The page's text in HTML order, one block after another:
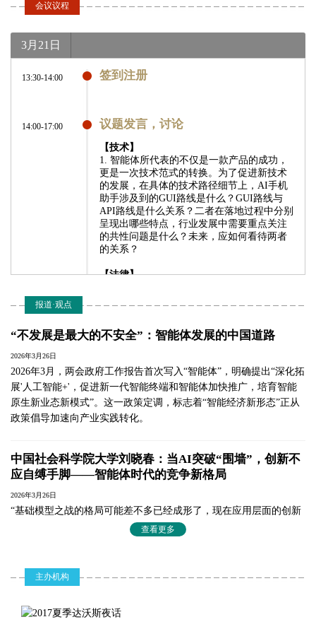
会议议程
3月21日
13:30-14:00 签到注册
14:00-17:00 议题发言，讨论
【技术】
1. 智能体所代表的不仅是一款产品的成功，
更是一次技术范式的转换。为了促进新技术
的发展，在具体的技术路径细节上，AI手机
助手涉及到的GUI路线是什么？GUI路线与
API路线是什么关系？二者在落地过程中分别
呈现出哪些特点，行业发展中需要重点关注
的共性问题是什么？未来，应如何看待两者
的关系？
【法律】
2. 在人工智能快速发展的背景下，外界既期
题有所担忧。您认为在国际竞争的大背景
下，市场和监管需要秉持怎样的态度，如何
既让创新能跑起来，安全也得到正视与保
障？
3. 以智能手机助手为代表的AI Agent落地应
手机助手可能对原有APP生态带来了哪些影
响？
4. 欧盟《人工智能法案》近期对AI合规的标
此举本质上是为AI技术创新与产业落地释放
更多政策空间。面向正在加速涌来的智能体
浪潮，提升我国在全球AI产业的核心竞争
的法律合规边界？
【宏观】
1. 政府工作报告在介绍2026年政府工作任务
报道·观点
“不发展是最大的不安全”：智能体发展的中国道路
2026年3月26日
2026年3月，两会政府工作报告首次写入“智能体”，明确提出“深化拓
展'人工智能+'，促进新一代智能终端和智能体加快推广，培育智能
原生新业态新模式”。这一政策定调，标志着“智能经济新形态”正从
政策倡导加速向产业实践转化。
中国社会科学院大学刘晓春：当AI突破“围墙”，创新不
应自缚手脚——智能体时代的竞争新格局
2026年3月26日
“基础模型之战的格局可能差不多已经成形了，现在应用层面的创新
是接下来的非常重要的增长点。”在一场AI智能体技术路径与治理创
网法治与竞争法研究的学者，她从竞争生态和产业阶段的角度，系
统分析了智能体时代的合规边界与国际竞争策略。
查看更多
主办机构